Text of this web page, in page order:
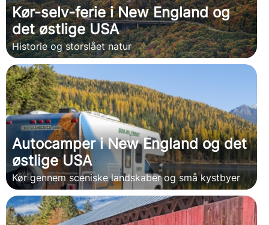
Kør-selv-ferie i New England og
det østlige USA
Historie og storslået natur
Autocamper i New England og det
østlige USA
Kør gennem sceniske landskaber og små kystbyer